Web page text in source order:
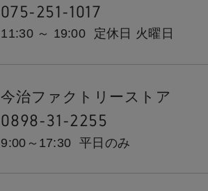
075-251-1017
11:30 ～ 19:00 定休日 火曜日
今治ファクトリーストア
0898-31-2255
9:00～17:30 平日のみ